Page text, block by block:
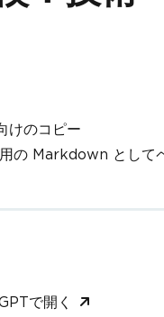
けのコピー
の Markdown として
で開く